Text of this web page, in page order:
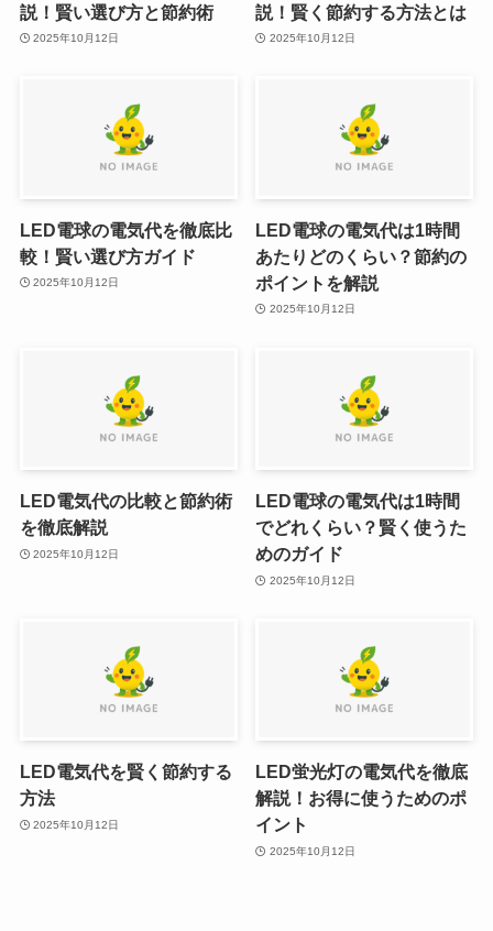
説！賢い選び方と節約術
2025年10月12日
説！賢く節約する方法とは
2025年10月12日
LED電球の電気代を徹底比
較！賢い選び方ガイド
2025年10月12日
LED電球の電気代は1時間
あたりどのくらい？節約の
ポイントを解説
2025年10月12日
LED電気代の比較と節約術
を徹底解説
2025年10月12日
LED電球の電気代は1時間
でどれくらい？賢く使うた
めのガイド
2025年10月12日
LED電気代を賢く節約する
方法
2025年10月12日
LED蛍光灯の電気代を徹底
解説！お得に使うためのポ
イント
2025年10月12日